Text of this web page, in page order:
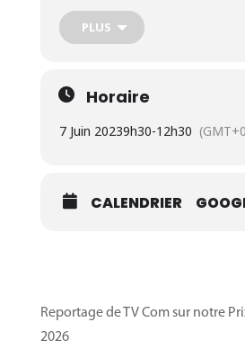
maraîchage bio
Chaque matinée est éligible à 1
Savoir appliquer les
principales cultures
PLUS
Horaire
7 Juin 20239h30-12h30
CALENDRIER
Reportage de TV Com sur notre
2026